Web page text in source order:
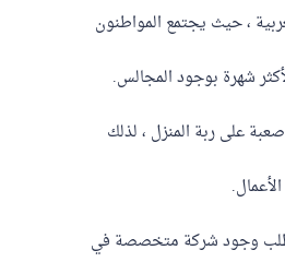
، حيث يجتمع المواطنون
شهرة بوجود المجالس.
على ربة المنزل ، لذلك
وجود شركة متخصصة في